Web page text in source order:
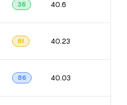
36 40.6
61 40.23
86 40.03